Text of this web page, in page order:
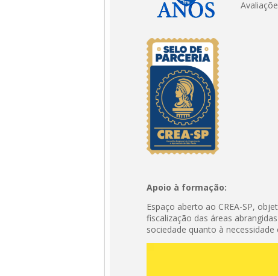
Apoio à formação:
Espaço aberto ao CREA-SP,
fiscalização das áreas
sociedade quanto à